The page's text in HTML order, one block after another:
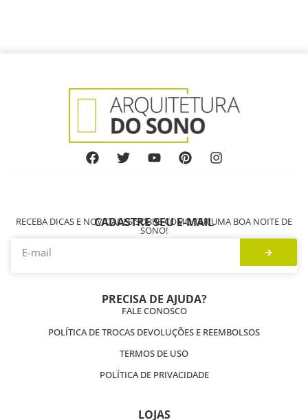
CADASTRE SEU E-MAIL
RECEBA DICAS E NOVIDADES SOBRE COMO TER UMA BOA NOITE DE
SONO!
PRECISA DE AJUDA?
FALE CONOSCO
POLÍTICA DE TROCAS DEVOLUÇÕES E REEMBOLSOS
TERMOS DE USO
POLÍTICA DE PRIVACIDADE
LOJAS